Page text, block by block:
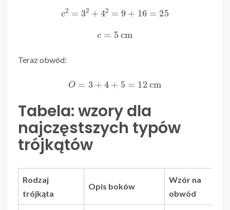
=3 2 +4 9 +16=
c=5cm
Teraz obwód:
O =3 + 4 +5 = 12 cm
Tabela: wzory dla
najczęstszych typów
trójkątów
Rodzaj
trójkąta
Opis boków
Wzór na
obwód